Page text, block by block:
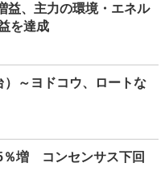
益、主力の環境・エネル
を達成
～ヨドコウ、ロートな
増 コンセンサス下回